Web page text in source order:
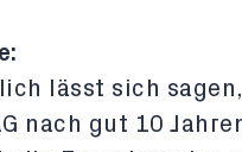
lässt sich
nach gut 10